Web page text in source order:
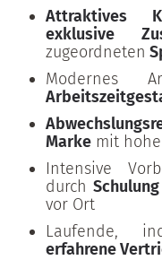
Attraktives
exklusive
zugeordneten
Modernes
Marke mit
Intensive
durch
vor Ort
Laufende,
erfahrene